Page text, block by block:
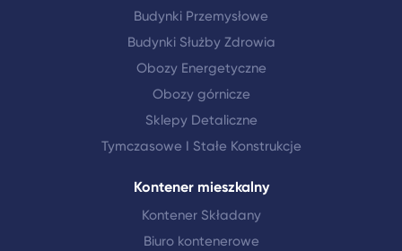
Budynki Przemysłowe
Budynki Służby Zdrowia
Obozy Energetyczne
Obozy górnicze
Sklepy Detaliczne
Tymczasowe I Stałe Konstrukcje
Kontener mieszkalny
Kontener Składany
Biuro kontenerowe